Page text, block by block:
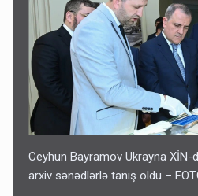
Ceyhun Bayramov Ukrayna
arxiv sənədlərlə tanış oldu –